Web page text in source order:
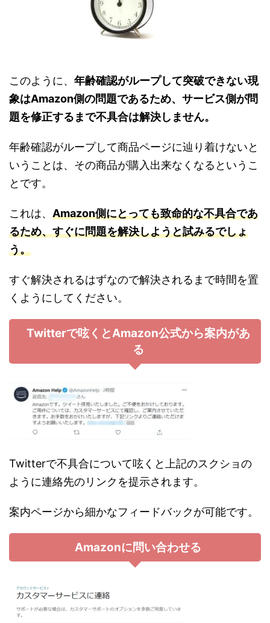
このように、 年齢確認がループして突破できない現
象はAmazon側の問題であるため、サービス側が問
題を修正するまで不具合は解決しません。
年齢確認がループして商品ページに辿り着けないと
いうことは、その商品が購入出来なくなるというこ
とです。
これは、 Amazon側にとっても致命的な不具合であ
るため、すぐに問題を解決しようと試みるでしょ
う。
すぐ解決されるはずなので解決されるまで時間を置
くようにしてください。
Twitterで呟くとAmazon公式から案内があ
る
Twitterで不具合について呟くと上記のスクショの
ように連絡先のリンクを提示されます。
案内ページから細かなフィードバックが可能です。
Amazonに問い合わせる